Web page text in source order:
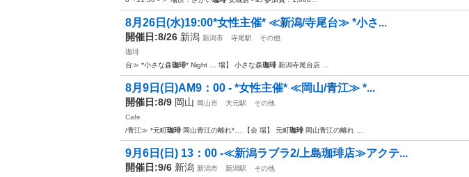
8月26日(水)19:00*女性主催* ≪新潟/寺尾台≫ *小さ...
開催日:8/26 新潟 新潟市 寺尾駅
その他
珈琲
台≫ *小さな森珈琲* Night … 場】 小さな森珈琲 新潟寺尾台店 …
8月9日(日)AM9：00 - *女性主催* ≪岡山/青江≫ *...
開催日:8/9 岡山 岡山市 大元駅
その他
Cafe
/青江≫ *元町珈琲 岡山青江の離れ*… 【会 場】 元町珈琲 岡山青江の離れ …
9月6日(日) 13：00 -≪新潟ラブラ2/上島珈琲店≫アクテ...
開催日:9/6 新潟 新潟市 新潟駅
その他